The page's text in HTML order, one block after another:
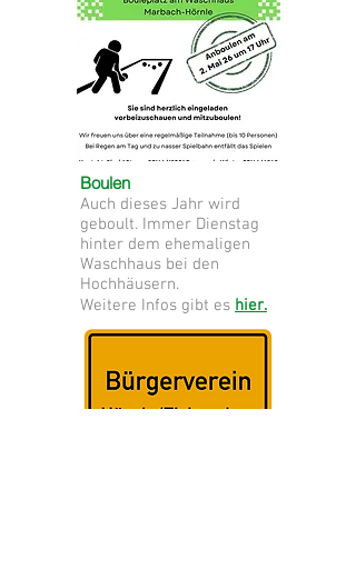
Boulen
Auch dieses Jahr wird
geboult. Immer Dienstag
hinter dem ehemaligen
Waschhaus bei den
Hochhäusern.
Weitere Infos gibt es hier.